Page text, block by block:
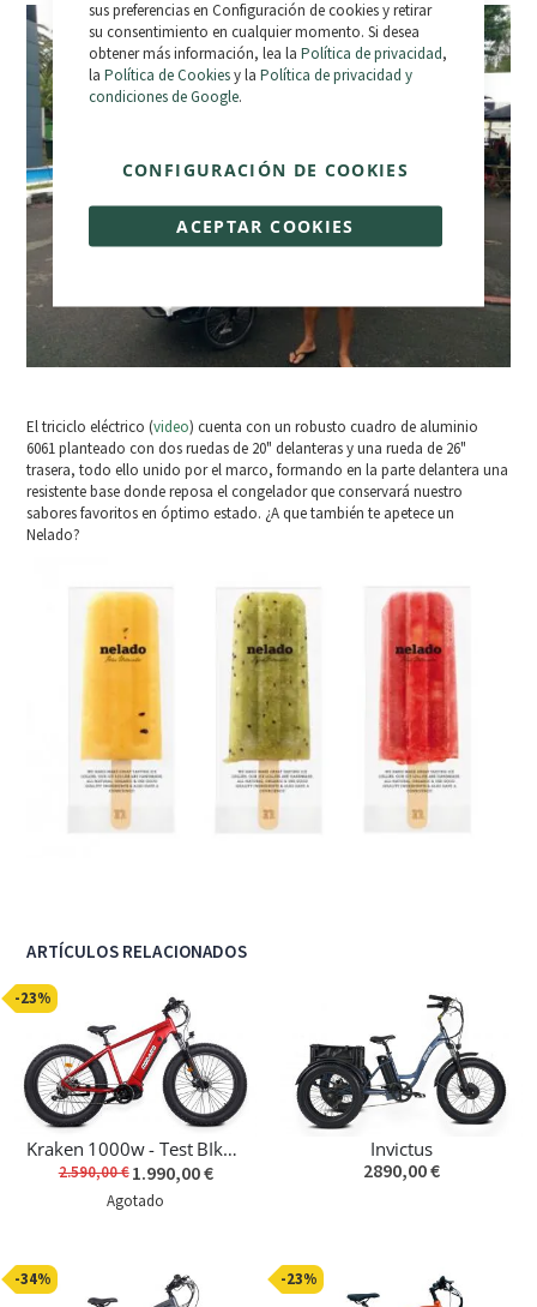
sus preferencias en Configuración de cookies y retirar
su consentimiento en cualquier momento. Si desea
obtener más información, lea la Política de privacidad,
la Política de Cookiesy la Política de privacidad y
condiciones de Google.
ACEPTAR COOKIES
CONFIGURACIÓN DE COOKIES
El triciclo eléctrico (video) cuenta con un robusto cuadro de aluminio
6061 planteado con dos ruedas de 20" delanteras y una rueda de 26"
trasera, todo ello unido por el marco, formando en la parte delantera una
resistente base donde reposa el congelador que conservará nuestro
sabores favoritos en óptimo estado. ¿A que también te apetece un
Nelado?
ARTÍCULOS RELACIONADOS
-23%
Kraken 1000w - Test BIke < 100km
2.590,00 €1.990,00 €
Agotado
Invictus
2890,00 €
-34% -23%